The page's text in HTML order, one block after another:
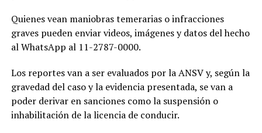
Quienes vean maniobras temerarias o infracciones
graves pueden enviar videos, imágenes y datos del hecho
al WhatsApp al 11-2787-0000.
Los reportes van a ser evaluados por la ANSV y, según la
gravedad del caso y la evidencia presentada, se van a
poder derivar en sanciones como la suspensión o
inhabilitación de la licencia de conducir.